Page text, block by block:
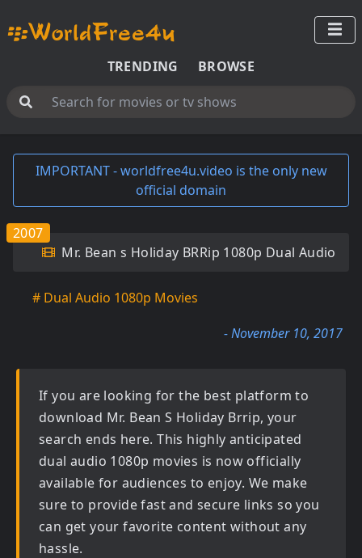
TRENDING BROWSE
IMPORTANT - worldfree4u.video is the only new
official domain
Mr. Bean s Holiday BRRip 1080p Dual Audio
2007
# Dual Audio 1080p Movies
- November 10, 2017
If you are looking for the best platform to
download Mr. Bean S Holiday Brrip, your
search ends here. This highly anticipated
dual audio 1080p movies is now officially
available for audiences to enjoy. We make
sure to provide fast and secure links so you
can get your favorite content without any
hassle.